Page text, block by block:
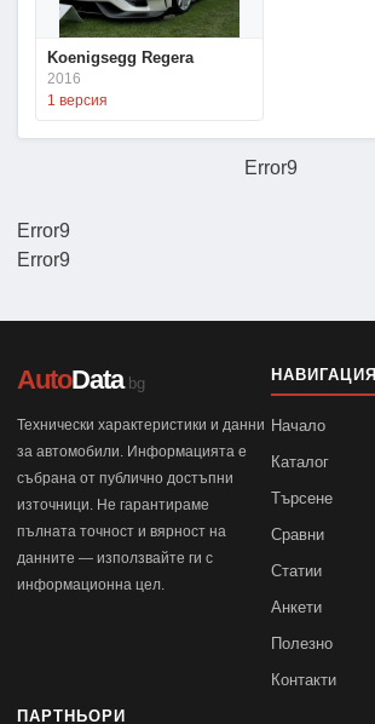
Error9
Koenigsegg Regera
2016
1 версия
Error9
Error9
AutoData.bg
Технически характеристики и данни
за автомобили. Информацията е
събрана от публично достъпни
източници. Не гарантираме
пълната точност и вярност на
данните — използвайте ги с
информационна цел.
НАВИГАЦИЯ
Начало
Каталог
Търсене
Сравни
Статии
Анкети
Полезно
Контакти
ПАРТНЬОРИ